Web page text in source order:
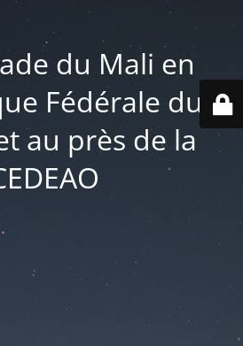
du Mali en
Fédérale du
au près de la